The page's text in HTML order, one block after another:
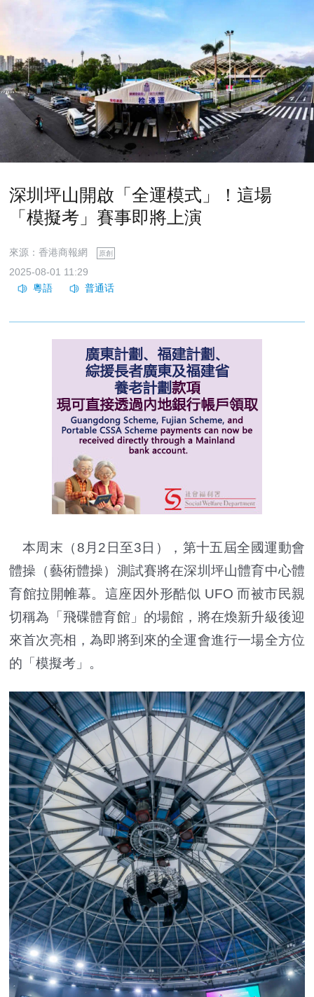
深圳坪山開啟「全運模式」！這場
「模擬考」賽事即將上演
來源：香港商報網 原創
2025-08-01 11:29
本周末（8月2日至3日），第十五屆全國運動會
體操（藝術體操）測試賽將在深圳坪山體育中心體
育館拉開帷幕。這座因外形酷似 UFO 而被市民親
切稱為「飛碟體育館」的場館，將在煥新升級後迎
來首次亮相，為即將到來的全運會進行一場全方位
的「模擬考」。